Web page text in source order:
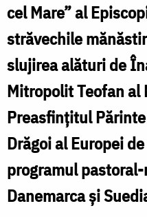
și
Suedia,
înconjurat
de
tinerii
români
de
alte
cel Mare” al
străvechile
slujirea alături de
Mitropolit Teofan al
Preasfințitul
Drăgoi al Europei
programul
Danemarca și